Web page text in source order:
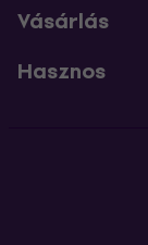
Vásárlás
Hasznos